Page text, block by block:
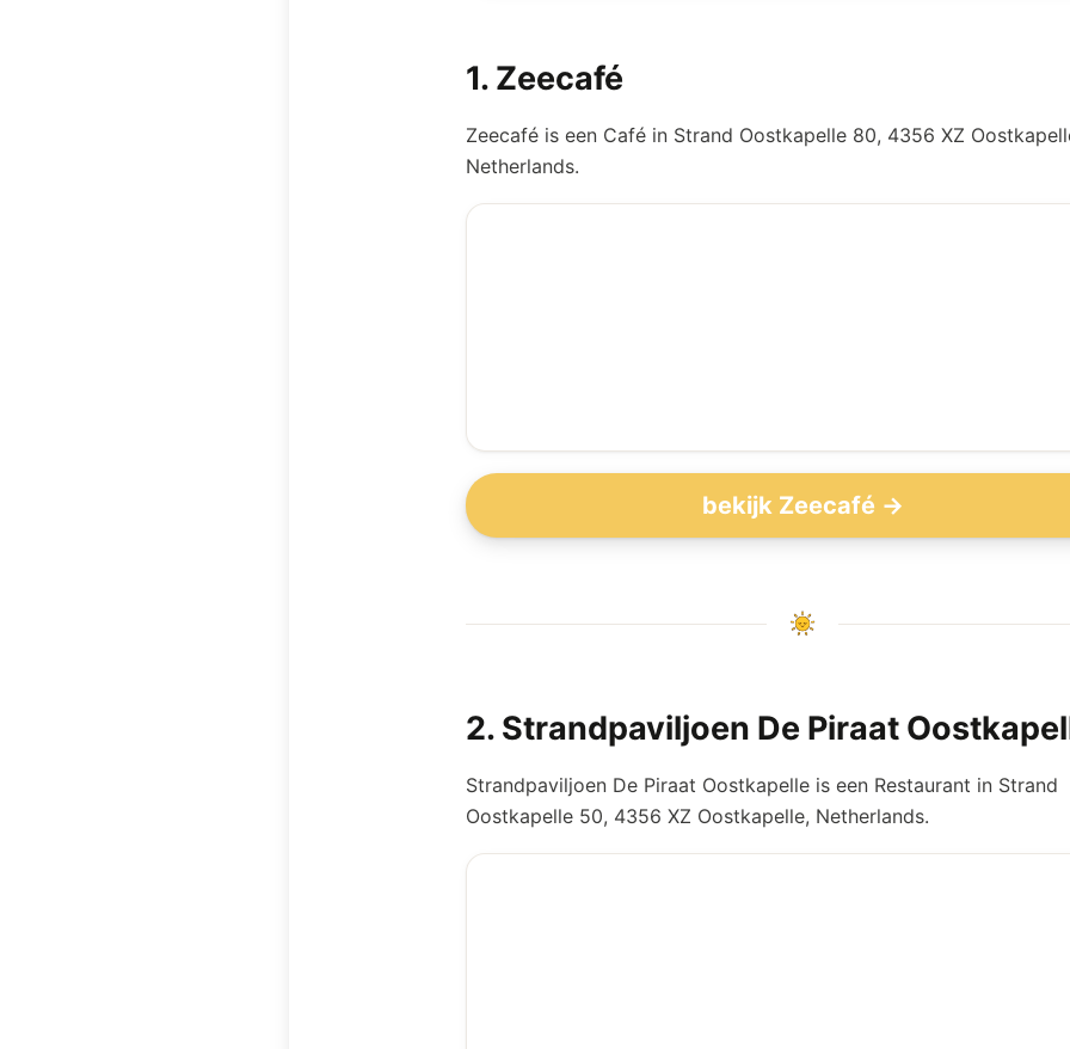
1. Zeecafé
Zeecafé is een Café in Strand Oostkapelle 80, 4356 XZ
Netherlands.
bekijk Zeecafé →
2. Strandpaviljoen De Piraat
Strandpaviljoen De Piraat Oostkapelle is een Restaurant in Strand
Oostkapelle 50, 4356 XZ Oostkapelle, Netherlands.